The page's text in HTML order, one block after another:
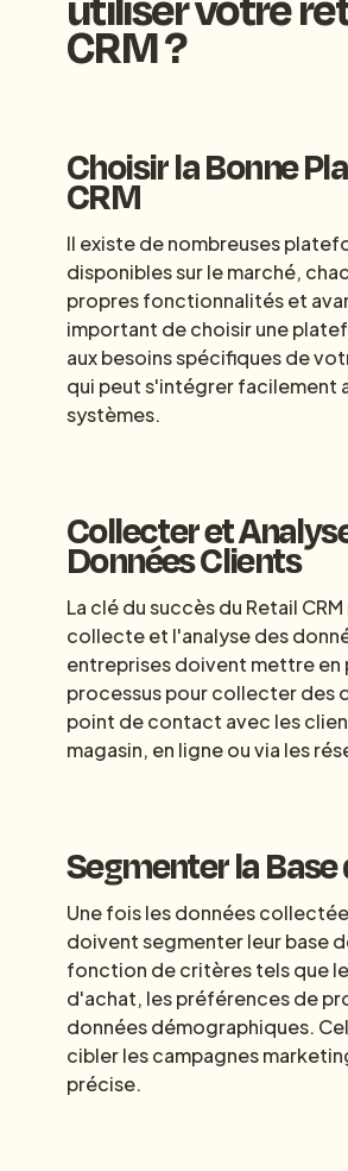
CRM ?
Choisir la Bonne
CRM
Il existe de nombreuses
disponibles sur le marché,
propres fonctionnalités et
important de choisir une
aux besoins spécifiques de
qui peut s'intégrer facilement
systèmes.
Collecter et
Données Clients
La clé du succès du Retail
collecte et l'analyse des
entreprises doivent mettre en
processus pour collecter des
point de contact avec les
magasin, en ligne ou via les
Segmenter la
Une fois les données
doivent segmenter leur base
fonction de critères tels que
d'achat, les préférences de
données démographiques.
cibler les campagnes
précise.